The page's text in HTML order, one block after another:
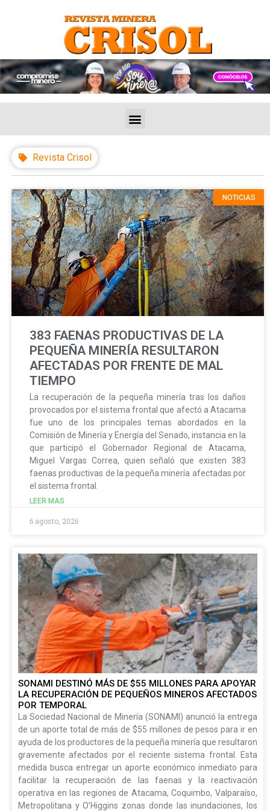
Revista Crisol
NOTICIAS
383 FAENAS PRODUCTIVAS DE LA
PEQUEÑA MINERÍA RESULTARON
AFECTADAS POR FRENTE DE MAL
TIEMPO
La recuperación de la pequeña minería tras los daños
provocados por el sistema frontal que afectó a Atacama
fue uno de los principales temas abordados en la
Comisión de Minería y Energía del Senado, instancia en la
que participó el Gobernador Regional de Atacama,
Miguel Vargas Correa, quien señaló que existen 383
faenas productivas de la pequeña minería afectadas por
el sistema frontal.
LEER MAS
6 agosto, 2026
SONAMI DESTINÓ MÁS DE $55 MILLONES PARA APOYAR
LA RECUPERACIÓN DE PEQUEÑOS MINEROS AFECTADOS
POR TEMPORAL
La Sociedad Nacional de Minería (SONAMI) anunció la entrega
de un aporte total de más de $55 millones de pesos para ir en
ayuda de los productores de la pequeña minería que resultaron
gravemente afectados por el reciente sistema frontal. Esta
medida busca entregar un aporte económico inmediato para
facilitar la recuperación de las faenas y la reactivación
operativa en las regiones de Atacama, Coquimbo, Valparaíso,
Metropolitana y O’Higgins zonas donde las inundaciones, los